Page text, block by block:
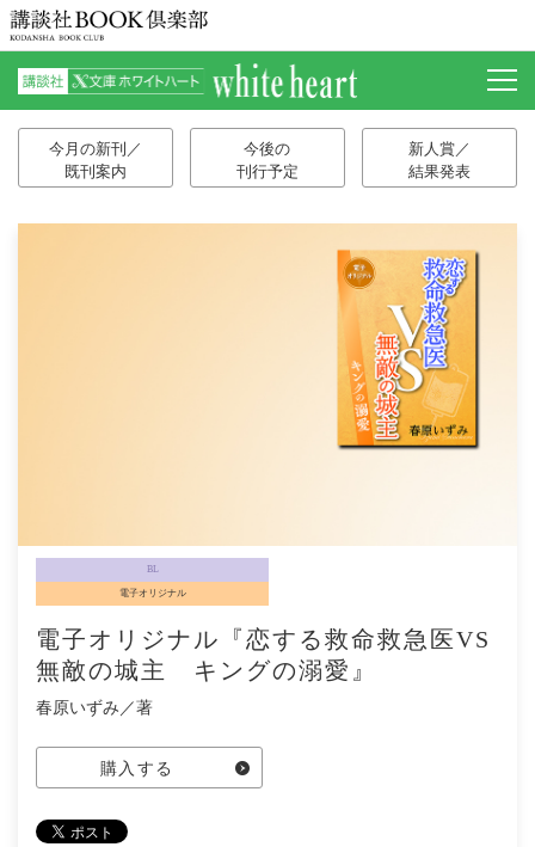
今月の新刊／
既刊案内
今後の
刊行予定
新人賞／
結果発表
BL
電子オリジナル
電子オリジナル『恋する救命救急医VS
無敵の城主 キングの溺愛』
春原いずみ／著
購入する